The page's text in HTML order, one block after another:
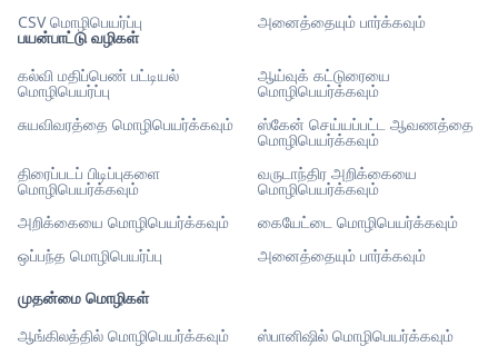
பயன்பாட்டு வழிகள்
கல்வி மதிப்பெண் பட்டியல்
மொழிபெயர்ப்பு
ஆய்வுக் கட்டுரையை
மொழிபெயர்க்கவும்
சுயவிவரத்தை மொழிபெயர்க்கவும்
ஸ்கேன் செய்யப்பட்ட ஆவணத்தை
மொழிபெயர்க்கவும்
திரைப்படப் பிடிப்புகளை
மொழிபெயர்க்கவும்
வருடாந்திர அறிக்கையை
மொழிபெயர்க்கவும்
அறிக்கையை மொழிபெயர்க்கவும்
கையேட்டை மொழிபெயர்க்கவும்
ஒப்பந்த மொழிபெயர்ப்பு
அனைத்தையும் பார்க்கவும்
முதன்மை மொழிகள்
ஆங்கிலத்தில் மொழிபெயர்க்கவும்
ஸ்பானிஷில் மொழிபெயர்க்கவும்
CSV மொழிபெயர்ப்பு
அனைத்தையும் பார்க்கவும்